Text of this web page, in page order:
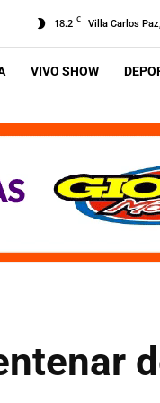
18.2 C Villa Carlos
VIVO SHOW